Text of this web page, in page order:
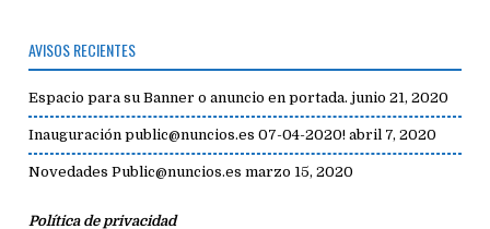
AVISOS RECIENTES
Espacio para su Banner o anuncio en portada. junio 21, 2020
Inauguración public@nuncios.es 07-04-2020! abril 7, 2020
Novedades Public@nuncios.es marzo 15, 2020
Política de privacidad